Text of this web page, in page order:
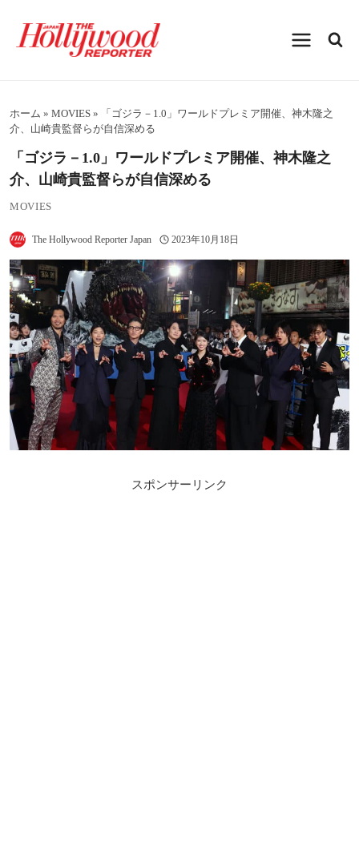
プホーム » MOVIES »
「ゴジラ－1.0」ワールドプレミア開催、神木隆之
介、山崎貴監督らが自信深める
「ゴジラ－1.0」ワールドプレミア開催、神木隆之
介、山崎貴監督らが自信深める
MOVIES
The Hollywood Reporter Japan 2023年10月18日
スポンサーリンク